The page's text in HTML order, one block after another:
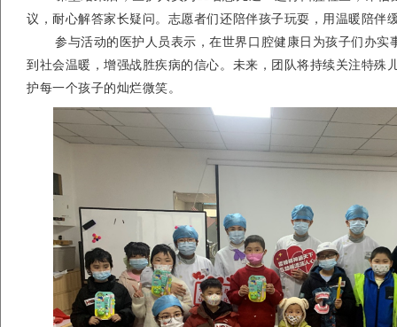
议，耐心解答家长疑问。志愿者们还陪伴孩子玩耍，用温暖陪伴
参与活动的医护人员表示，在世界口腔健康日为孩子们办实
到社会温暖，增强战胜疾病的信心。未来，团队将持续关注特殊
护每一个孩子的灿烂微笑。